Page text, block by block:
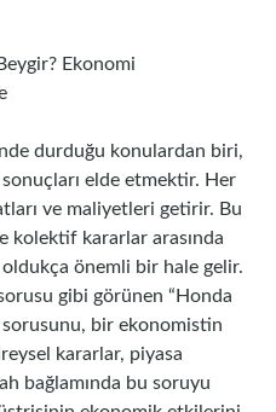
Ekonomi
durduğu konulardan biri,
sonuçları elde etmektir. Her
ve maliyetleri getirir. Bu
kolektif kararlar arasında
önemli bir hale gelir.
gibi görünen “Honda
bir ekonomistin
kararlar, piyasa
bağlamında bu soruyu